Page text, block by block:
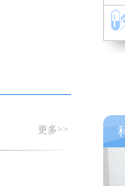
更多>>